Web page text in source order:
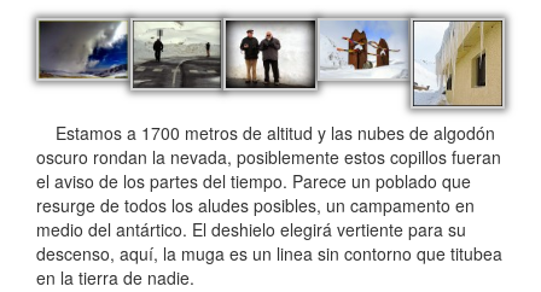
Estamos a 1700 metros de altitud y las nubes de algodón
oscuro rondan la nevada, posiblemente estos copillos fueran
el aviso de los partes del tiempo. Parece un poblado que
resurge de todos los aludes posibles, un campamento en
medio del antártico. El deshielo elegirá vertiente para su
descenso, aquí, la muga es un linea sin contorno que titubea
en la tierra de nadie.